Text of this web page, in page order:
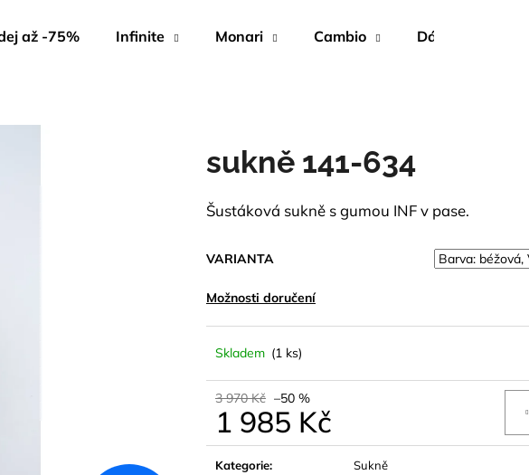
až -75% Infinite Monari Cambio Dárkové poukazy
sukně 141-634
Šustáková sukně s gumou INF v pase.
VARIANTA
Možnosti doručení
Skladem (1 ks)
3 970 Kč –50 %
1 985 Kč
Měrná
cena:
Kategorie:
Sukně
HLEDAT